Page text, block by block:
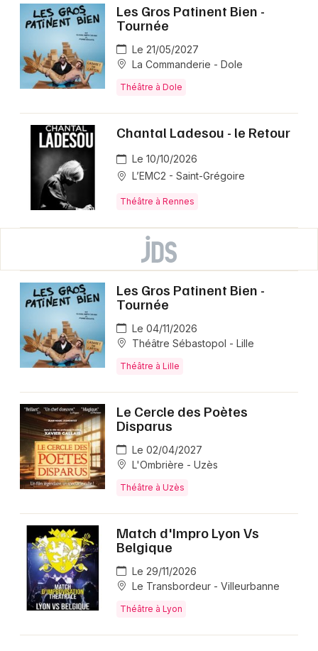
Les Gros Patinent Bien -
Tournée
Le 21/05/2027
La Commanderie - Dole
Théâtre à Dole
Chantal Ladesou - le Retour
Le 10/10/2026
L’EMC2 - Saint-Grégoire
Théâtre à Rennes
Les Gros Patinent Bien -
Tournée
Le 04/11/2026
Théâtre Sébastopol - Lille
Théâtre à Lille
Le Cercle des Poètes
Disparus
Le 02/04/2027
L'Ombrière - Uzès
Théâtre à Uzès
Match d'Impro Lyon Vs
Belgique
Le 29/11/2026
Le Transbordeur - Villeurbanne
Théâtre à Lyon